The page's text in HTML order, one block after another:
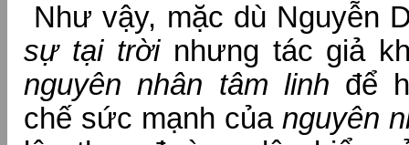
Như vậy, mặc dù Nguyễn
sự tại trời nhưng tác giả
nguyên nhân tâm linh để
chế sức mạnh của nguyên